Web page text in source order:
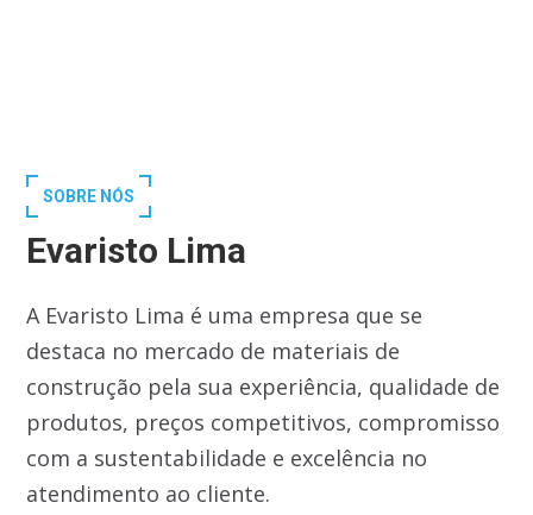
SOBRE NÓS
Evaristo Lima
A Evaristo Lima é uma empresa que se
destaca no mercado de materiais de
construção pela sua experiência, qualidade de
produtos, preços competitivos, compromisso
com a sustentabilidade e excelência no
atendimento ao cliente.